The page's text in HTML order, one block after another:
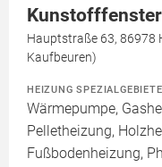
Hauptstraße 63, 86978
Kaufbeuren)
HEIZUNG SPEZIALGEBIETE
Wärmepumpe,
Pelletheizung,
Fußbodenheizung,